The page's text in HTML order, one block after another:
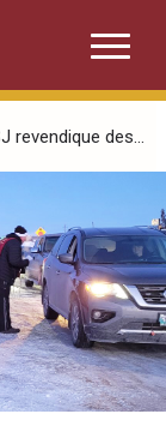
revendique des...